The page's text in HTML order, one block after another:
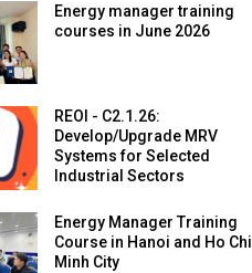
Energy manager training
courses in June 2026
REOI - C2.1.26:
Develop/Upgrade MRV
Systems for Selected
Industrial Sectors
Energy Manager Training
Course in Hanoi and Ho Chi
Minh City